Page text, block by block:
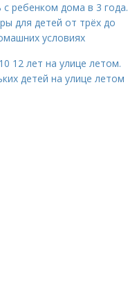
ребенком дома в 3 года.
для детей от трёх до
условиях
12 лет на улице летом.
детей на улице летом